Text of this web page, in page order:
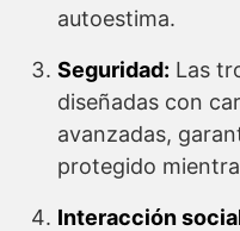
autoestima.
Seguridad: Las
diseñadas con
avanzadas,
protegido
Interacción